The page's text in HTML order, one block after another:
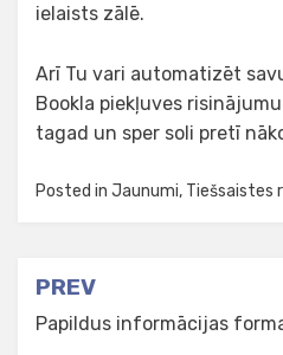
ielaists zālē.
Arī Tu vari automatizēt
Bookla piekļuves
tagad un sper soli pretī
Posted in Jaunumi, Tiešsaistes
Post
navigation
PREV
Papildus informācijas